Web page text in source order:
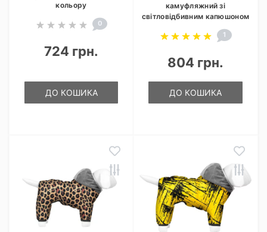
кольору
0
724 грн.
ДО КОШИКА
камуфляжний зі
світловідбивним капюшоном
1
804 грн.
ДО КОШИКА